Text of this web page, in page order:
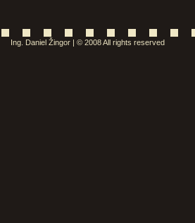
Ing. Daniel Žingor | © 2008 All rights reserved